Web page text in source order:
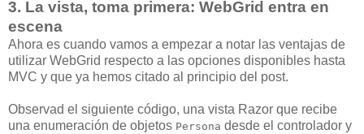
3. La vista, toma primera: WebGrid entra en
escena
Ahora es cuando vamos a empezar a notar las ventajas de
utilizar WebGrid respecto a las opciones disponibles hasta
MVC y que ya hemos citado al principio del post.
Observad el siguiente código, una vista Razor que recibe
una enumeración de objetos Persona desde el controlador y